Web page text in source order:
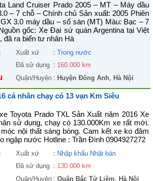
Land Cruiser Prado 2005 – MT – Máy dầu
– 7 chỗ – Chính chủ Sản xuất: 2005 Phiên
3.0 máy dầu – số sàn (MT) Màu: Bạc – 7
gốc: Xe Đại sứ quán Argentina tại Việt
đã ra biển tư nhân Hà
Xuất xứ : Trong nước
Đã sử dụng : 160.000 km
Quận/Huyện : Huyện Đông Anh, Hà Nội
cá nhân chạy có 13 vạn Km Siêu
Toyota Prado TXL Sản Xuất năm 2016 Xe
sử dụng, chạy có 130.000Km xe rất mới.
nội thất sáng bóng. Cam kết xe ko đâm
ngập nước Hotline : Trần Đình 0904927272
Xuất xứ : Nhập khẩu Nhật bản
Đã sử dụng : 130.000 km
Quận/Huyện : Quận Bắc Từ Liêm, Hà Nội